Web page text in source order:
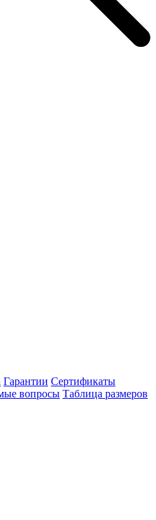
Гарантии Сертификаты
вопросы Таблица размеров